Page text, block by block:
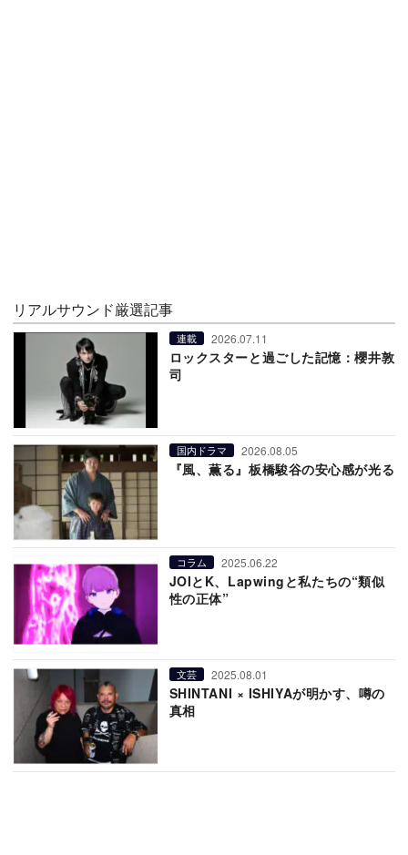
リアルサウンド厳選記事
連載 2026.07.11
ロックスターと過ごした記憶：櫻井敦
司
国内ドラマ 2026.08.05
『風、薫る』板橋駿谷の安心感が光る
コラム 2025.06.22
JOIとK、Lapwingと私たちの“類似
性の正体”
文芸 2025.08.01
SHINTANI × ISHIYAが明かす、噂の
真相